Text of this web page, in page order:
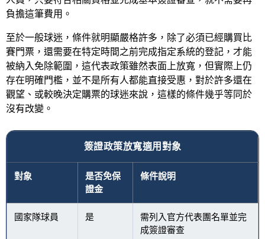
負擔這筆費用。
至於一般球迷，條件就明顯嚴格許多，除了必須已經購買比
賽門票，還需要在特定時間之前完成指定系統的登記，才能
被納入免除範圍，這代表政策雖然表面上放寬，但實際上仍
存在明確門檻，並不是所有人都能直接受惠，對於許多還在
觀望、或較晚決定購票的球迷來說，這樣的條件幾乎等同於
沒有改變。
簽證政策放寬適用對象
對象
是否免保
證金
條件說明
國家隊球員 是
需列入官方代表團名單並完
成簽證審查